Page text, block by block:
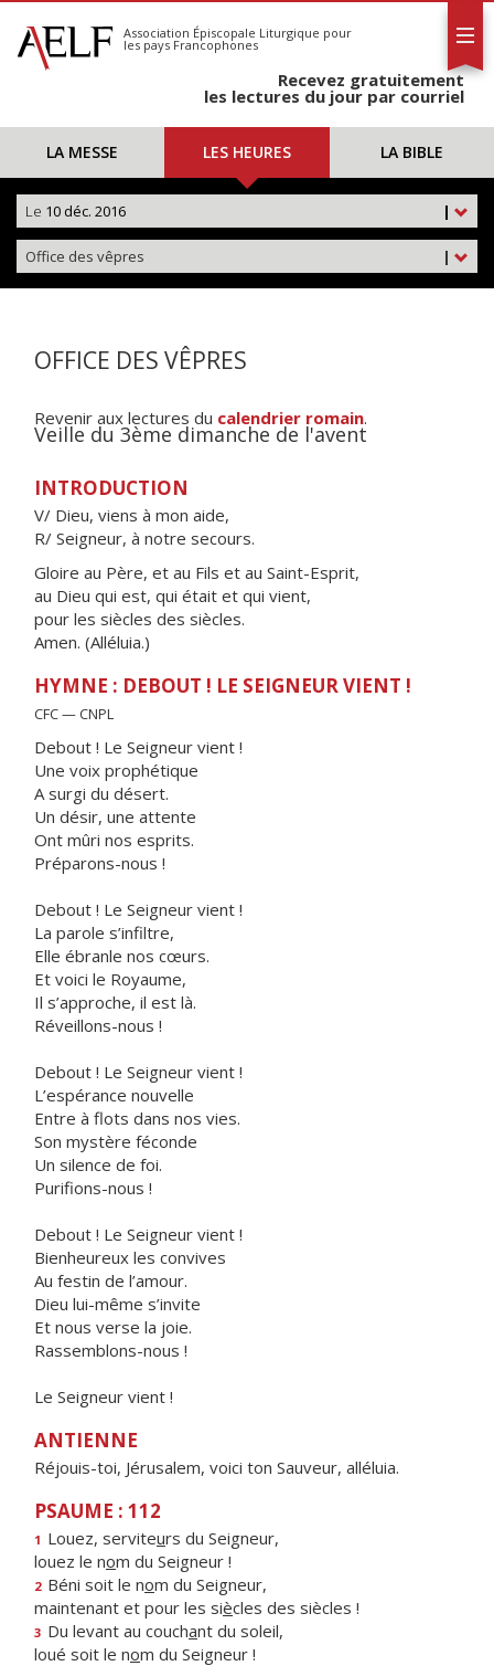
S'abonner
Calendrier
Association Épiscopale Liturgique pour
les pays Francophones
Recevez gratuitement
les lectures du jour par courriel
LA MESSE LES HEURES LA BIBLE
|
Le 10 déc. 2016
|
Office des vêpres
OFFICE DES VÊPRES
Revenir aux lectures du calendrier romain.
Veille du 3ème dimanche de l'avent
INTRODUCTION
V/ Dieu, viens à mon aide,
R/ Seigneur, à notre secours.
Gloire au Père, et au Fils et au Saint-Esprit,
au Dieu qui est, qui était et qui vient,
pour les siècles des siècles.
Amen. (Alléluia.)
HYMNE : DEBOUT ! LE SEIGNEUR VIENT !
CFC — CNPL
Debout ! Le Seigneur vient !
Une voix prophétique
A surgi du désert.
Un désir, une attente
Ont mûri nos esprits.
Préparons-nous !
Debout ! Le Seigneur vient !
La parole s’infiltre,
Elle ébranle nos cœurs.
Et voici le Royaume,
Il s’approche, il est là.
Réveillons-nous !
Debout ! Le Seigneur vient !
L’espérance nouvelle
Entre à flots dans nos vies.
Son mystère féconde
Un silence de foi.
Purifions-nous !
Debout ! Le Seigneur vient !
Bienheureux les convives
Au festin de l’amour.
Dieu lui-même s’invite
Et nous verse la joie.
Rassemblons-nous !
Le Seigneur vient !
ANTIENNE
Réjouis-toi, Jérusalem, voici ton Sauveur, alléluia.
PSAUME : 112
1 Louez, serviteurs du Seigneur,
louez le nom du Seigneur !
2 Béni soit le nom du Seigneur,
maintenant et pour les siècles des siècles !
3 Du levant au couchant du soleil,
loué soit le nom du Seigneur !